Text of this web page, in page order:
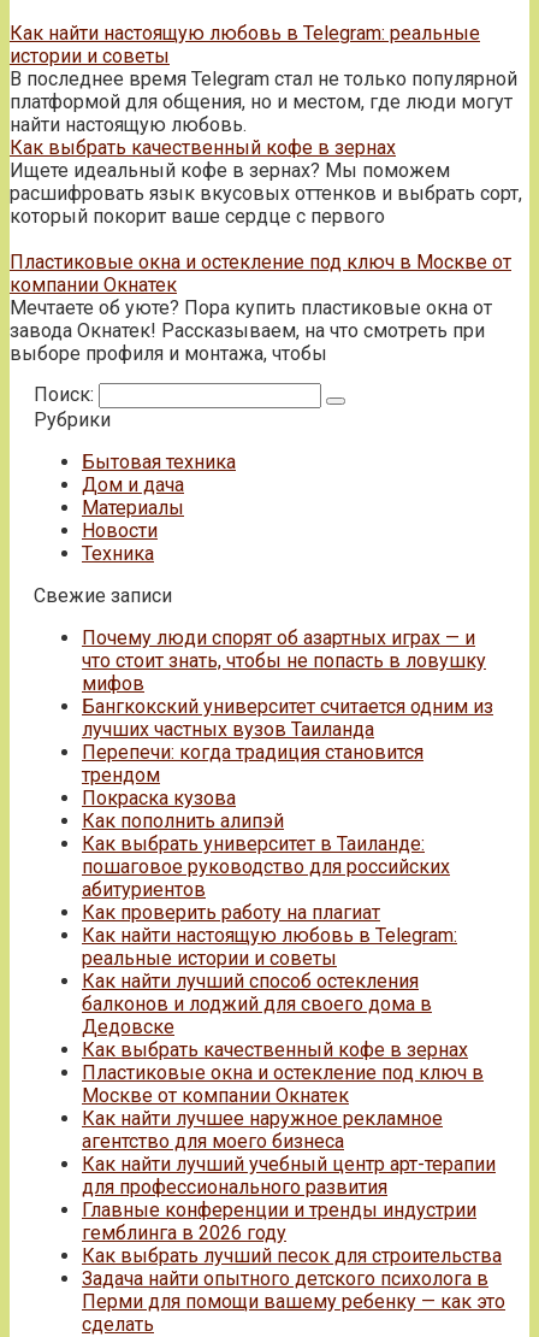
Как найти настоящую любовь в Telegram: реальные
истории и советы
В последнее время Telegram стал не только популярной
платформой для общения, но и местом, где люди могут
найти настоящую любовь.
Как выбрать качественный кофе в зернах
Ищете идеальный кофе в зернах? Мы поможем
расшифровать язык вкусовых оттенков и выбрать сорт,
который покорит ваше сердце с первого
Пластиковые окна и остекление под ключ в Москве от
компании Окнатек
Мечтаете об уюте? Пора купить пластиковые окна от
завода Окнатек! Рассказываем, на что смотреть при
выборе профиля и монтажа, чтобы
Поиск:
Рубрики
Бытовая техника
Дом и дача
Материалы
Новости
Техника
Свежие записи
Почему люди спорят об азартных играх — и
что стоит знать, чтобы не попасть в ловушку
мифов
Бангкокский университет считается одним из
лучших частных вузов Таиланда
Перепечи: когда традиция становится
трендом
Покраска кузова
Как пополнить алипэй
Как выбрать университет в Таиланде:
пошаговое руководство для российских
абитуриентов
Как проверить работу на плагиат
Как найти настоящую любовь в Telegram:
реальные истории и советы
Как найти лучший способ остекления
балконов и лоджий для своего дома в
Дедовске
Как выбрать качественный кофе в зернах
Пластиковые окна и остекление под ключ в
Москве от компании Окнатек
Как найти лучшее наружное рекламное
агентство для моего бизнеса
Как найти лучший учебный центр арт-терапии
для профессионального развития
Главные конференции и тренды индустрии
гемблинга в 2026 году
Как выбрать лучший песок для строительства
Задача найти опытного детского психолога в
Перми для помощи вашему ребенку — как это
сделать